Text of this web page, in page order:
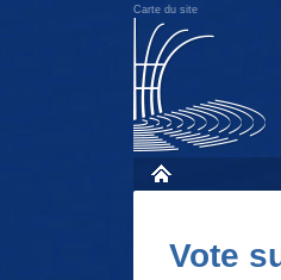
Carte du site
Vote